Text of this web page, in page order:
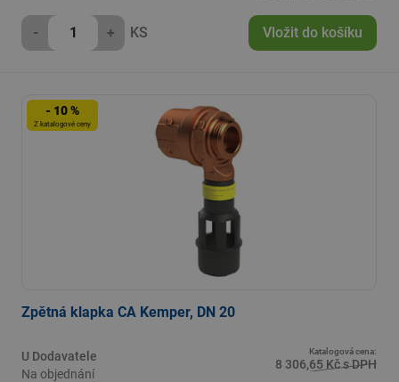
- + KS Vložit do košíku
- 10 %
Z katalogové ceny
Zpětná klapka CA Kemper, DN 20
U Dodavatele
Na objednání
Katalogová cena:
8 306,65 Kč s DPH